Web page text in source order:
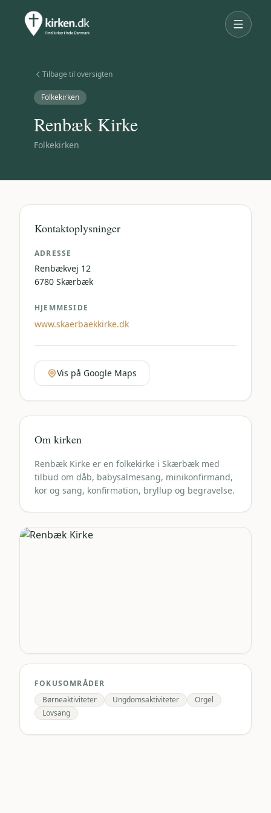
Tilbage til oversigten
Folkekirken
Renbæk Kirke
Folkekirken
Kontaktoplysninger
ADRESSE
Renbækvej 12
6780 Skærbæk
HJEMMESIDE
www.skaerbaekkirke.dk
Vis på Google Maps
Om kirken
Renbæk Kirke er en folkekirke i Skærbæk med
tilbud om dåb, babysalmesang, minikonfirmand,
kor og sang, konfirmation, bryllup og begravelse.
FOKUSOMRÅDER
Børneaktiviteter
Ungdomsaktiviteter
Orgel
Lovsang